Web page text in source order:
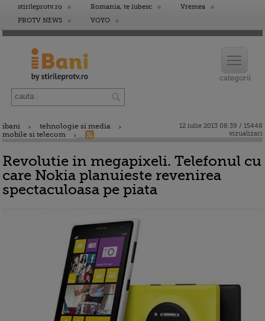
stirileprotv.ro Romania, te iubesc
Vremea
PROTV NEWS
VOYO
ibani
tehnologie si media
mobile si telecom
12 iulie 2013 08:39 / 15448
vizualizari
Revolutie in megapixeli. Telefonul cu
care Nokia planuieste revenirea
spectaculoasa pe piata